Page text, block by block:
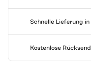
Schnelle Lieferung
Kostenlose